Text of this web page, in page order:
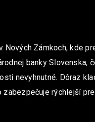
Zámkoch, kde
banky Slovenska,
nevyhnutné. Dôraz
rýchlejší